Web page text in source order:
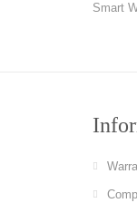
Smart